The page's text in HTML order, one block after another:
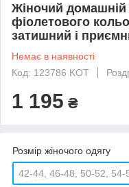
Жіночий
фіолетового
затишний і
Немає в наявності
Код: 123786 KOT
1 195 ₴
Розмір жіночого одягу
42-44, 46-48, 50-52, 54-